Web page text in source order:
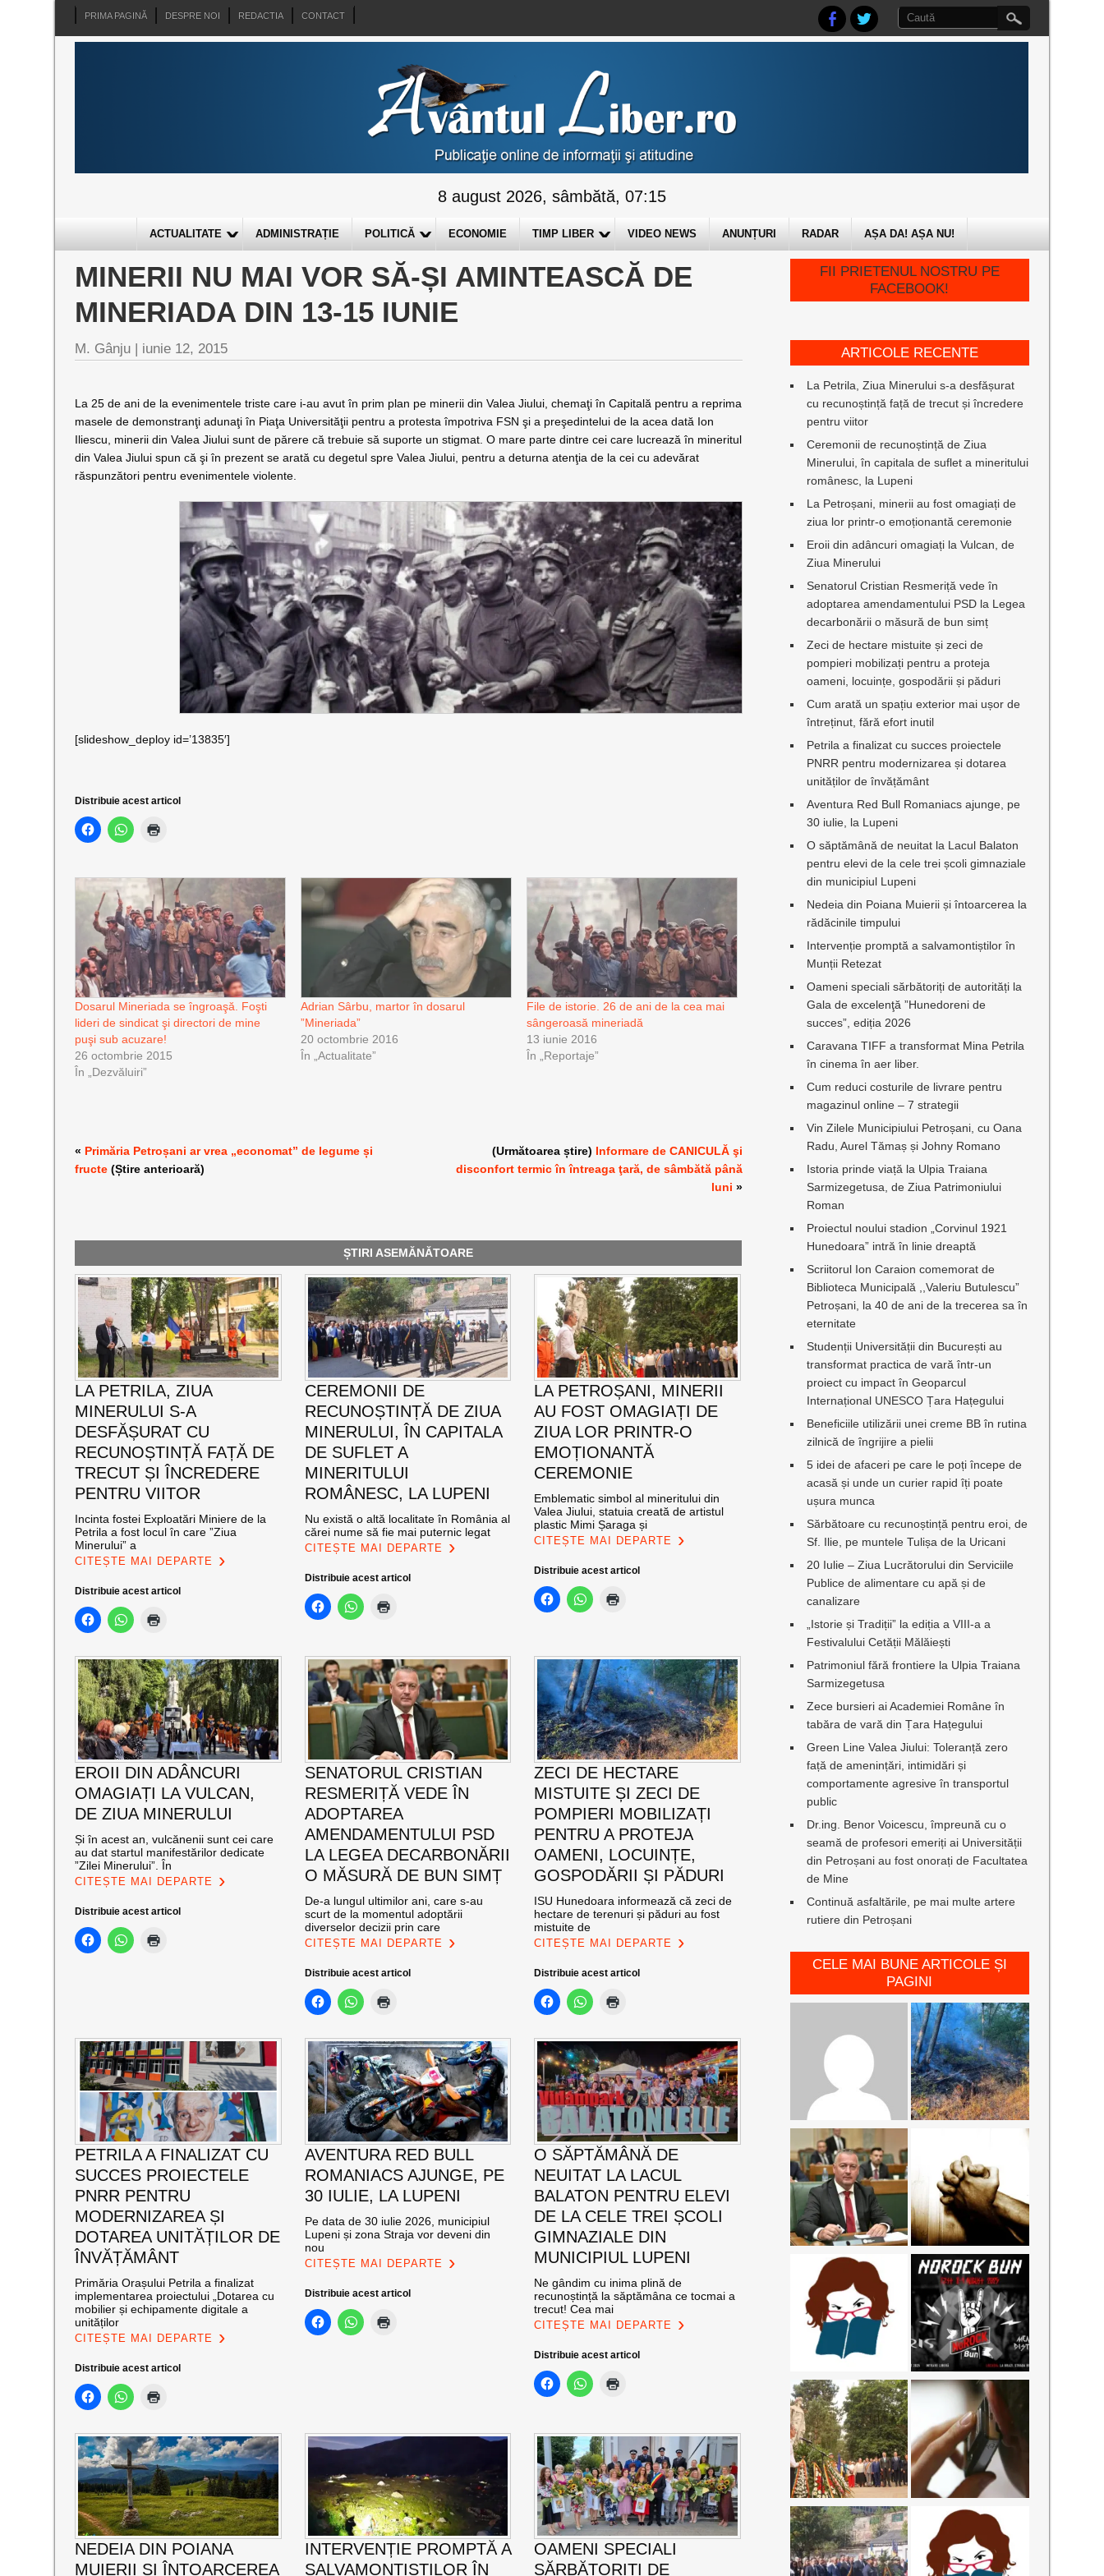
PRIMA PAGINĂ DESPRE NOI REDACTIA CONTACT
8 august 2026, sâmbătă, 07:15
ACTUALITATE ADMINISTRAȚIE POLITICĂ ECONOMIE TIMP LIBER VIDEO NEWS ANUNȚURI RADAR AȘA DA! AȘA NU!
MINERII NU MAI VOR SĂ-ȘI AMINTEASCĂ DE
MINERIADA DIN 13-15 IUNIE
M. Gânju | iunie 12, 2015
La 25 de ani de la evenimentele triste care i-au avut în prim plan pe minerii din Valea Jiului, chemaţi în Capitală pentru a reprima
masele de demonstranţi adunaţi în Piaţa Universităţii pentru a protesta împotriva FSN şi a preşedintelui de la acea dată Ion
Iliescu, minerii din Valea Jiului sunt de părere că trebuie să suporte un stigmat. O mare parte dintre cei care lucrează în mineritul
din Valea Jiului spun că şi în prezent se arată cu degetul spre Valea Jiului, pentru a deturna atenţia de la cei cu adevărat
răspunzători pentru evenimentele violente.
[slideshow_deploy id=’13835′]
Distribuie acest articol
Dosarul Mineriada se îngroaşă. Foşti
lideri de sindicat şi directori de mine
puşi sub acuzare!
26 octombrie 2015
În „Dezvăluiri”
Adrian Sârbu, martor în dosarul
”Mineriada”
20 octombrie 2016
În „Actualitate”
File de istorie. 26 de ani de la cea mai
sângeroasă mineriadă
13 iunie 2016
În „Reportaje”
« Primăria Petroșani ar vrea „economat” de legume și
fructe (Știre anterioară)
(Următoarea știre) Informare de CANICULĂ şi
disconfort termic în întreaga ţară, de sâmbătă până
luni »
ȘTIRI ASEMĂNĂTOARE
LA PETRILA, ZIUA
MINERULUI S-A
DESFĂȘURAT CU
RECUNOȘTINȚĂ FAȚĂ DE
TRECUT ȘI ÎNCREDERE
PENTRU VIITOR
Incinta fostei Exploatări Miniere de la
Petrila a fost locul în care ”Ziua
Minerului” a
CITEȘTE MAI DEPARTE
Distribuie acest articol
CEREMONII DE
RECUNOȘTINȚĂ DE ZIUA
MINERULUI, ÎN CAPITALA
DE SUFLET A
MINERITULUI
ROMÂNESC, LA LUPENI
Nu există o altă localitate în România al
cărei nume să fie mai puternic legat
CITEȘTE MAI DEPARTE
Distribuie acest articol
LA PETROȘANI, MINERII
AU FOST OMAGIAȚI DE
ZIUA LOR PRINTR-O
EMOȚIONANTĂ
CEREMONIE
Emblematic simbol al mineritului din
Valea Jiului, statuia creată de artistul
plastic Mimi Șaraga și
CITEȘTE MAI DEPARTE
Distribuie acest articol
EROII DIN ADÂNCURI
OMAGIAȚI LA VULCAN,
DE ZIUA MINERULUI
Și în acest an, vulcănenii sunt cei care
au dat startul manifestărilor dedicate
”Zilei Minerului”. În
CITEȘTE MAI DEPARTE
Distribuie acest articol
SENATORUL CRISTIAN
RESMERIȚĂ VEDE ÎN
ADOPTAREA
AMENDAMENTULUI PSD
LA LEGEA DECARBONĂRII
O MĂSURĂ DE BUN SIMȚ
De-a lungul ultimilor ani, care s-au
scurt de la momentul adoptării
diverselor decizii prin care
CITEȘTE MAI DEPARTE
Distribuie acest articol
ZECI DE HECTARE
MISTUITE ȘI ZECI DE
POMPIERI MOBILIZAȚI
PENTRU A PROTEJA
OAMENI, LOCUINȚE,
GOSPODĂRII ȘI PĂDURI
ISU Hunedoara informează că zeci de
hectare de terenuri și păduri au fost
mistuite de
CITEȘTE MAI DEPARTE
Distribuie acest articol
PETRILA A FINALIZAT CU
SUCCES PROIECTELE
PNRR PENTRU
MODERNIZAREA ȘI
DOTAREA UNITĂȚILOR DE
ÎNVĂȚĂMÂNT
Primăria Orașului Petrila a finalizat
implementarea proiectului „Dotarea cu
mobilier și echipamente digitale a
unităților
CITEȘTE MAI DEPARTE
Distribuie acest articol
AVENTURA RED BULL
ROMANIACS AJUNGE, PE
30 IULIE, LA LUPENI
Pe data de 30 iulie 2026, municipiul
Lupeni și zona Straja vor deveni din
nou
CITEȘTE MAI DEPARTE
Distribuie acest articol
O SĂPTĂMÂNĂ DE
NEUITAT LA LACUL
BALATON PENTRU ELEVI
DE LA CELE TREI ȘCOLI
GIMNAZIALE DIN
MUNICIPIUL LUPENI
Ne gândim cu inima plină de
recunoștință la săptămâna ce tocmai a
trecut! Cea mai
CITEȘTE MAI DEPARTE
Distribuie acest articol
NEDEIA DIN POIANA
MUIERII ȘI ÎNTOARCEREA
INTERVENȚIE PROMPTĂ A
SALVAMONTIȘTILOR ÎN
OAMENI SPECIALI
SĂRBĂTORIȚI DE
FII PRIETENUL NOSTRU PE
FACEBOOK!
ARTICOLE RECENTE
La Petrila, Ziua Minerului s-a desfășurat
cu recunoștință față de trecut și încredere
pentru viitor
Ceremonii de recunoștință de Ziua
Minerului, în capitala de suflet a mineritului
românesc, la Lupeni
La Petroșani, minerii au fost omagiați de
ziua lor printr-o emoționantă ceremonie
Eroii din adâncuri omagiați la Vulcan, de
Ziua Minerului
Senatorul Cristian Resmeriță vede în
adoptarea amendamentului PSD la Legea
decarbonării o măsură de bun simț
Zeci de hectare mistuite și zeci de
pompieri mobilizați pentru a proteja
oameni, locuințe, gospodării și păduri
Cum arată un spațiu exterior mai ușor de
întreținut, fără efort inutil
Petrila a finalizat cu succes proiectele
PNRR pentru modernizarea și dotarea
unităților de învățământ
Aventura Red Bull Romaniacs ajunge, pe
30 iulie, la Lupeni
O săptămână de neuitat la Lacul Balaton
pentru elevi de la cele trei școli gimnaziale
din municipiul Lupeni
Nedeia din Poiana Muierii și întoarcerea la
rădăcinile timpului
Intervenție promptă a salvamontiștilor în
Munții Retezat
Oameni speciali sărbătoriți de autorități la
Gala de excelenţă ”Hunedoreni de
succes”, ediția 2026
Caravana TIFF a transformat Mina Petrila
în cinema în aer liber.
Cum reduci costurile de livrare pentru
magazinul online – 7 strategii
Vin Zilele Municipiului Petroșani, cu Oana
Radu, Aurel Tămaș și Johny Romano
Istoria prinde viață la Ulpia Traiana
Sarmizegetusa, de Ziua Patrimoniului
Roman
Proiectul noului stadion „Corvinul 1921
Hunedoara” intră în linie dreaptă
Scriitorul Ion Caraion comemorat de
Biblioteca Municipală ,,Valeriu Butulescu”
Petroșani, la 40 de ani de la trecerea sa în
eternitate
Studenții Universității din București au
transformat practica de vară într-un
proiect cu impact în Geoparcul
Internațional UNESCO Țara Hațegului
Beneficiile utilizării unei creme BB în rutina
zilnică de îngrijire a pielii
5 idei de afaceri pe care le poți începe de
acasă și unde un curier rapid îți poate
ușura munca
Sărbătoare cu recunoștință pentru eroi, de
Sf. Ilie, pe muntele Tulișa de la Uricani
20 Iulie – Ziua Lucrătorului din Serviciile
Publice de alimentare cu apă și de
canalizare
„Istorie și Tradiții” la ediția a VIII-a a
Festivalului Cetății Mălăiești
Patrimoniul fără frontiere la Ulpia Traiana
Sarmizegetusa
Zece bursieri ai Academiei Române în
tabăra de vară din Țara Hațegului
Green Line Valea Jiului: Toleranță zero
față de amenințări, intimidări și
comportamente agresive în transportul
public
Dr.ing. Benor Voicescu, împreună cu o
seamă de profesori emeriți ai Universității
din Petroșani au fost onorați de Facultatea
de Mine
Continuă asfaltările, pe mai multe artere
rutiere din Petroșani
CELE MAI BUNE ARTICOLE ȘI
PAGINI